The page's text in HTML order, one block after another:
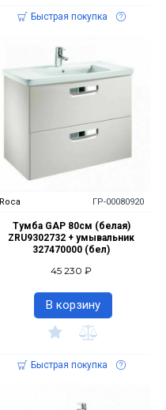
Быстрая покупка
Roca ГР-00080920
Тумба GAP 80см (белая)
ZRU9302732 + умывальник
327470000 (бел)
45 230 ₽
В корзину
Быстрая покупка